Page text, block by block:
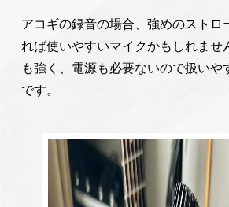
アコギの録音の場合、強めのストロ
れば使いやすいマイクかもしれませ
も強く、電源も必要ないので扱いや
です。